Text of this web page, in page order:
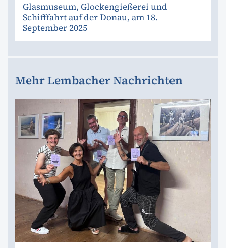
Glasmuseum, Glockengießerei und
Schifffahrt auf der Donau, am 18.
September 2025
Mehr Lembacher Nachrichten